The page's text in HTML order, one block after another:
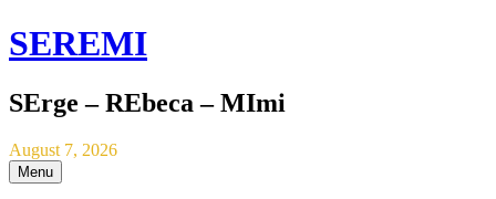
SEREMI
SErge – REbeca – MImi
August 7, 2026
Menu